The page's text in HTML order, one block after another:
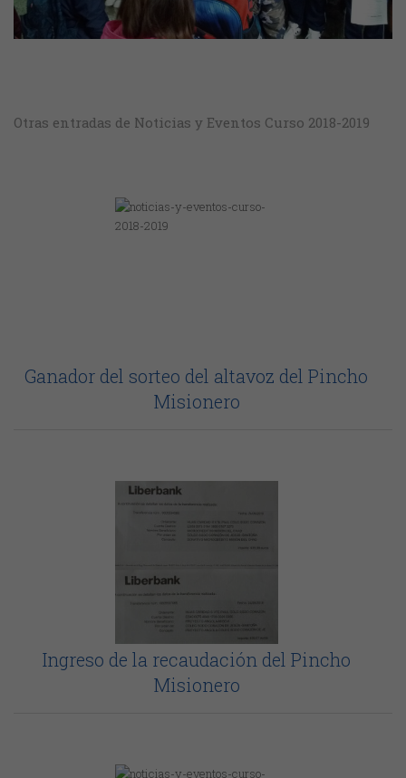
Otras entradas de Noticias y Eventos Curso 2018-2019
Ganador del sorteo del altavoz del Pincho
Misionero
Ingreso de la recaudación del Pincho
Misionero